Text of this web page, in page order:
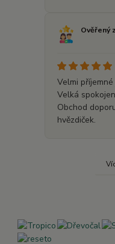
Ověřený
Velmi
Velká
Obchod
hvězdiček.